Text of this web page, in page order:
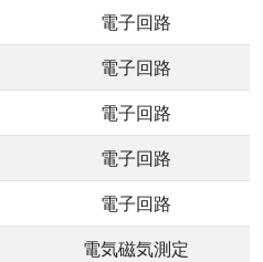
電子回路
電子回路
電子回路
電子回路
電子回路
電気磁気測定